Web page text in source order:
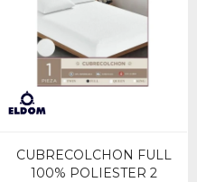
CUBRECOLCHON FULL
100% POLIESTER 2